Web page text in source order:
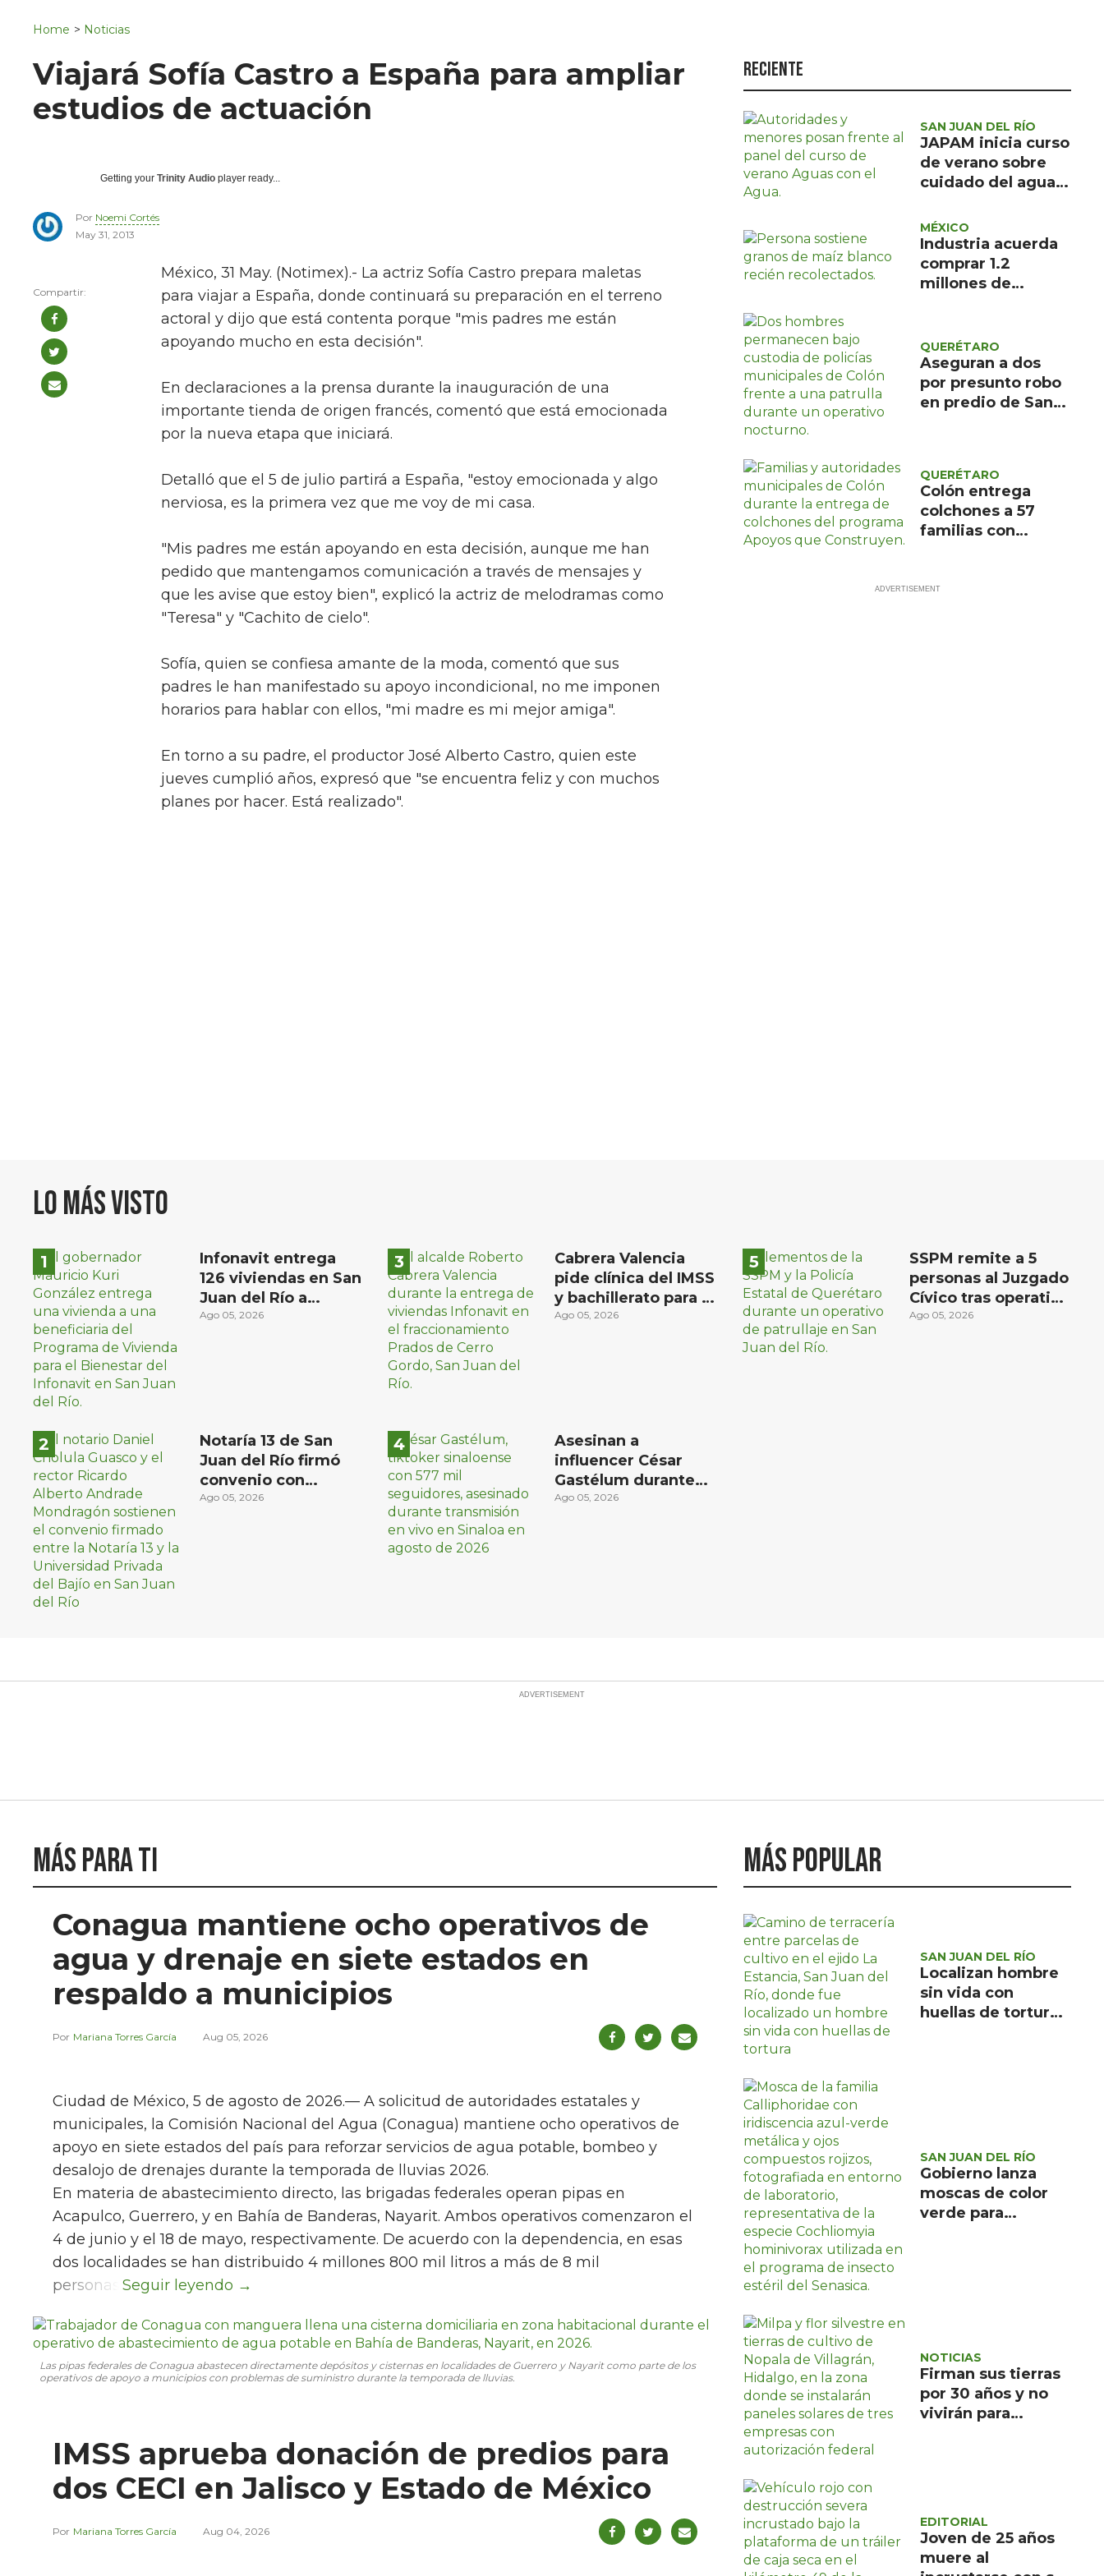
Política
Asuntos Sociales
Home > Noticias
Viajará Sofía Castro a España para ampliar
estudios de actuación
Getting your Trinity Audio player ready...
Por Noemi Cortés
May 31, 2013
México, 31 May. (Notimex).- La actriz Sofía Castro prepara maletas
para viajar a España, donde continuará su preparación en el terreno
actoral y dijo que está contenta porque "mis padres me están
apoyando mucho en esta decisión".
En declaraciones a la prensa durante la inauguración de una
importante tienda de origen francés, comentó que está emocionada
por la nueva etapa que iniciará.
Detalló que el 5 de julio partirá a España, "estoy emocionada y algo
nerviosa, es la primera vez que me voy de mi casa.
"Mis padres me están apoyando en esta decisión, aunque me han
pedido que mantengamos comunicación a través de mensajes y
que les avise que estoy bien", explicó la actriz de melodramas como
"Teresa" y "Cachito de cielo".
Sofía, quien se confiesa amante de la moda, comentó que sus
padres le han manifestado su apoyo incondicional, no me imponen
horarios para hablar con ellos, "mi madre es mi mejor amiga".
En torno a su padre, el productor José Alberto Castro, quien este
jueves cumplió años, expresó que "se encuentra feliz y con muchos
planes por hacer. Está realizado".
Reciente
SAN JUAN DEL RÍO
JAPAM inicia curso
de verano sobre
cuidado del agua
niños
MÉXICO
Industria acuerda
comprar 1.2
millones de
QUERÉTARO
Aseguran a dos
por presunto robo
en predio de San
QUERÉTARO
Colón entrega
colchones a 57
familias con
Lo más visto
Infonavit entrega
126 viviendas en San
Juan del Río a
familias de bajos
Ago 05, 2026
Notaría 13 de San
Juan del Río firmó
convenio con
Universidad Privada
Ago 05, 2026
Cabrera Valencia
pide clínica del IMSS
y bachillerato para la
zona oriente de San
Ago 05, 2026
Asesinan a
influencer César
Gastélum durante
transmisión en vivo
Ago 05, 2026
SSPM remite a 5
personas al Juzgado
Cívico tras operativo
en San Juan del Río
Ago 05, 2026
Más para ti
Conagua mantiene ocho operativos de
agua y drenaje en siete estados en
respaldo a municipios
Mariana Torres García Aug 05, 2026
Las pipas federales de Conagua abastecen directamente depósitos y cisternas en localidades de Guerrero y Nayarit como parte de los
operativos de apoyo a municipios con problemas de suministro durante la temporada de lluvias.
Ciudad de México, 5 de agosto de 2026.— A solicitud de autoridades estatales y
municipales, la Comisión Nacional del Agua (Conagua) mantiene ocho operativos de
apoyo en siete estados del país para reforzar servicios de agua potable, bombeo y
desalojo de drenajes durante la temporada de lluvias 2026.
En materia de abastecimiento directo, las brigadas federales operan pipas en
Acapulco, Guerrero, y en Bahía de Banderas, Nayarit. Ambos operativos comenzaron el
4 de junio y el 18 de mayo, respectivamente. De acuerdo con la dependencia, en esas
dos localidades se han distribuido 4 millones 800 mil litros a más de 8 mil
personas.
Más popular
SAN JUAN DEL RÍO
Localizan hombre
sin vida con
huellas de tortura
SAN JUAN DEL RÍO
Gobierno lanza
moscas de color
verde para
NOTICIAS
Firman sus tierras
por 30 años y no
vivirán para
EDITORIAL
Joven de 25 años
muere al
IMSS aprueba donación de predios para
dos CECI en Jalisco y Estado de México
Mariana Torres García Aug 04, 2026